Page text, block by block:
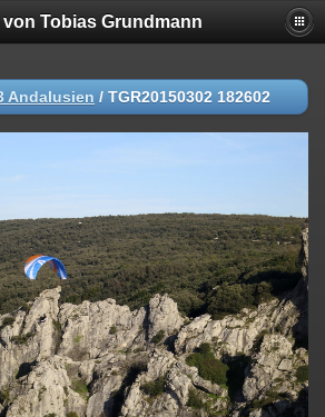
von Tobias Grundmann
Andalusien / TGR20150302 182602